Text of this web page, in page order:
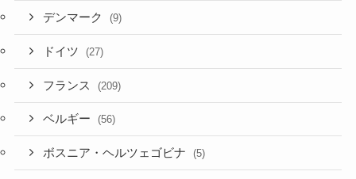
デンマーク (9)
ドイツ (27)
フランス (209)
ベルギー (56)
ボスニア・ヘルツェゴビナ (5)